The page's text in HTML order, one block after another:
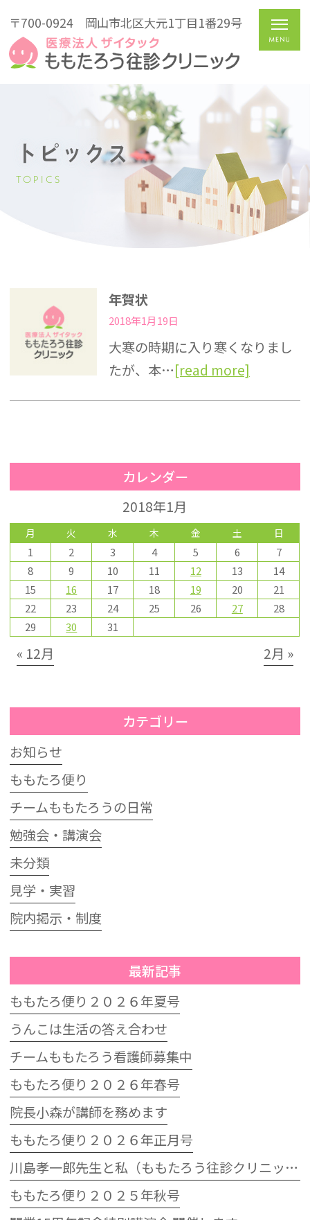
〒700-0924 岡山市北区大元1丁目1番29号
トピックス
TOPICS
年賀状
2018年1月19日
大寒の時期に入り寒くなりまし
たが、本…[read more]
カレンダー
2018年1月
月 火 水 木 金 土 日
1 2 3 4 5 6
7
8
9 10 11 12 13
14
15
16 17 18 19 20
21
22
23 24 25 26 27
28
29
30 31
« 12月 2月 »
カテゴリー
お知らせ
ももたろ便り
チームももたろうの日常
勉強会・講演会
未分類
見学・実習
院内掲示・制度
最新記事
ももたろ便り２０２６年夏号
うんこは生活の答え合わせ
チームももたろう看護師募集中
ももたろ便り２０２６年春号
院長小森が講師を務めます
ももたろ便り２０２６年正月号
川島孝一郎先生と私（ももたろう往診クリニック開院15周年記念特別講演会）
ももたろ便り２０２５年秋号